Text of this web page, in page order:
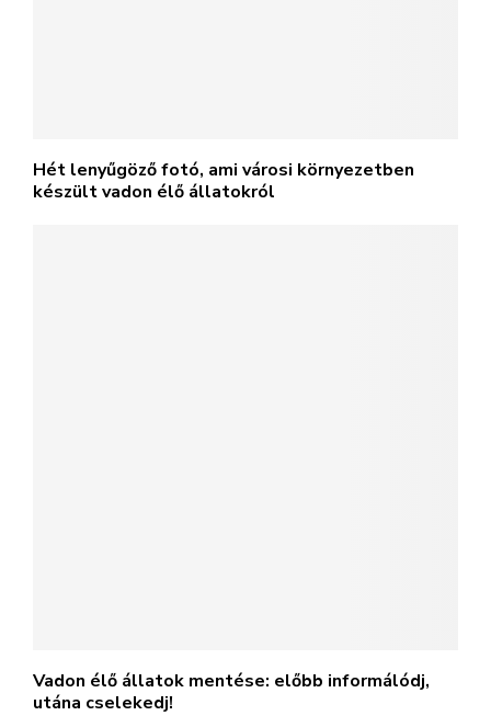
Hét lenyűgöző fotó, ami városi környezetben
készült vadon élő állatokról
Vadon élő állatok mentése: előbb informálódj,
utána cselekedj!